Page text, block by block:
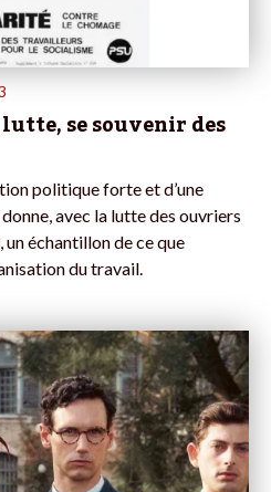
se souvenir des
politique forte et d’une
avec la lutte des ouvriers
échantillon de ce que
du travail.